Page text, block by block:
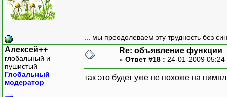
... мы преодолеваем эту трудность без
Алексей++
глобальный и
пушистый
Глобальный
модератор
Re: объявление функции
« Ответ #18 : 24-01-2009
так это будет уже не похоже на пимпл